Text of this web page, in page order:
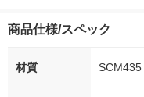
シ） オリジナル
商品仕様/スペック
材質 SCM435